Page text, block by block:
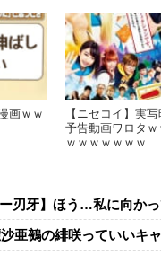
画ｗｗ
【ニセコイ】実
予告動画ワロタｗ
ｗｗｗｗｗｗｗ
ー刃牙】ほう…私に向か
亜鵺の緋咲っていいキ